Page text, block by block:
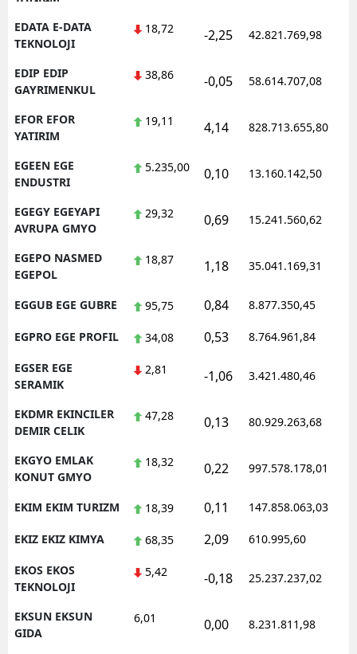
EDATA E-DATA
TEKNOLOJI
18,72 -2,25 42.821.769,98
EDIP EDIP
GAYRIMENKUL
38,86 -0,05 58.614.707,08
EFOR EFOR
YATIRIM
19,11 4,14 828.713.655,80
EGEEN EGE
ENDUSTRI
5.235,00 0,10 13.160.142,50
EGEGY EGEYAPI
AVRUPA GMYO
29,32 0,69 15.241.560,62
EGEPO NASMED
EGEPOL
18,87 1,18 35.041.169,31
EGGUB EGE GUBRE 95,75 0,84 8.877.350,45
EGPRO EGE PROFIL 34,08 0,53 8.764.961,84
EGSER EGE
SERAMIK
2,81 -1,06 3.421.480,46
EKDMR EKINCILER
DEMIR CELIK
47,28 0,13 80.929.263,68
EKGYO EMLAK
KONUT GMYO
18,32 0,22 997.578.178,01
EKIM EKIM TURIZM 18,39 0,11 147.858.063,03
EKIZ EKIZ KIMYA 68,35 2,09 610.995,60
EKOS EKOS
TEKNOLOJI
5,42 -0,18 25.237.237,02
EKSUN EKSUN
GIDA
6,01 0,00 8.231.811,98